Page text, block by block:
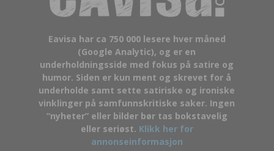
Eavisa har ca 750 000 lesere hver måned
(Google Analytic), og er en
underholdningsside med fokus på satire og
humor. Siden er kun ment og skrevet for å
underholde samt sette satiriske og ironiske
vinklinger på samfunnskritiske saker. Ingen
“nyheter” eller bilder bør tas bokstavelig
eller seriøst. Klikk her for
annonseinformasjon